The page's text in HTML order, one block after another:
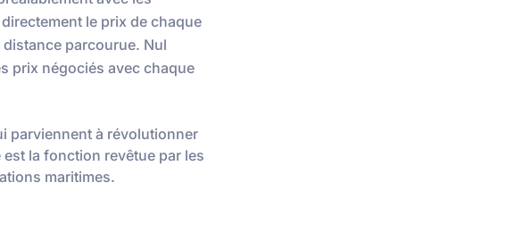
le prix de chaque
parcourue. Nul
prix négociés avec chaque
parviennent à révolutionner
la fonction revêtue par les
maritimes.